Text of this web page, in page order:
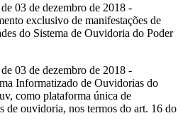
03 de dezembro de 2018 -
exclusivo de manifestações de
do Sistema de Ouvidoria do Poder
03 de dezembro de 2018 -
Informatizado de Ouvidorias do
como plataforma única de
de ouvidoria, nos termos do art. 16 do